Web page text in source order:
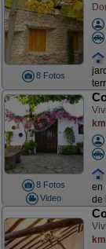
8 Fotos
8 Fotos
Video
km
en
de
km